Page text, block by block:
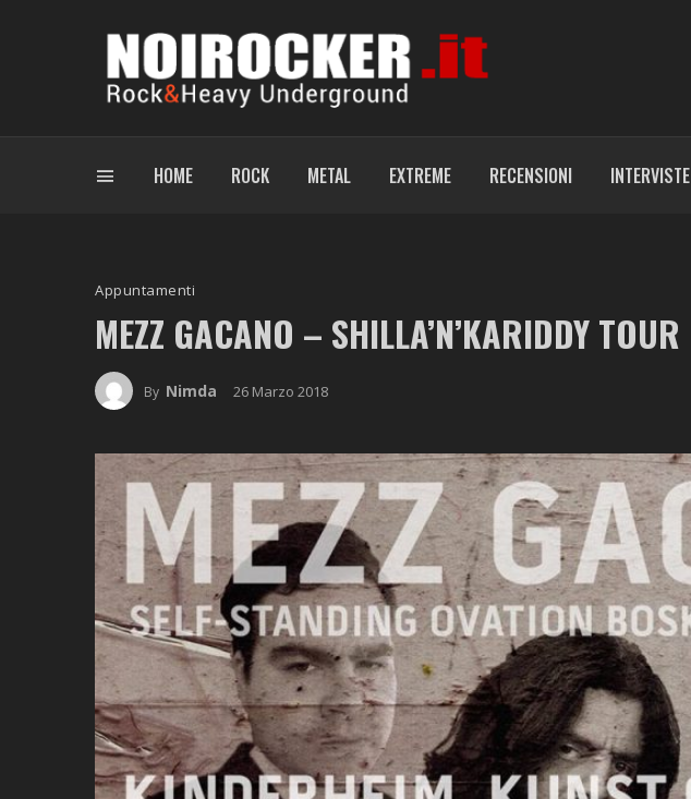
HOME ROCK METAL EXTREME RECENSIONI INTERVISTE
Appuntamenti
MEZZ GACANO – SHILLA’N’KARIDDY TOUR
By Nimda 26 Marzo 2018